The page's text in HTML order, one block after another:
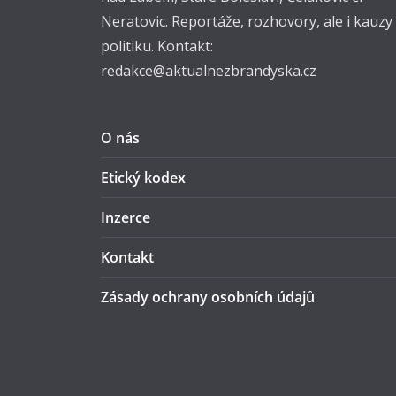
Neratovic. Reportáže, rozhovory, ale i kauzy
politiku. Kontakt:
redakce@aktualnezbrandyska.cz
O nás
Etický kodex
Inzerce
Kontakt
Zásady ochrany osobních údajů